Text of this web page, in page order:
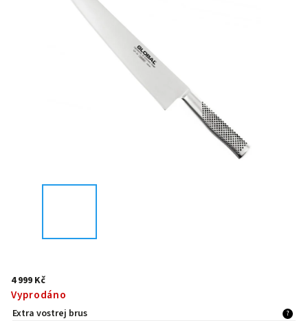
4 999 Kč
Vyprodáno
Extra vostrej brus ?